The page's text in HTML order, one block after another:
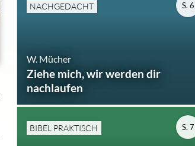
NACHGEDACHT
W. Mücher
Ziehe mich, wir werden dir
nachlaufen
S. 6
BIBEL PRAKTISCH S. 7